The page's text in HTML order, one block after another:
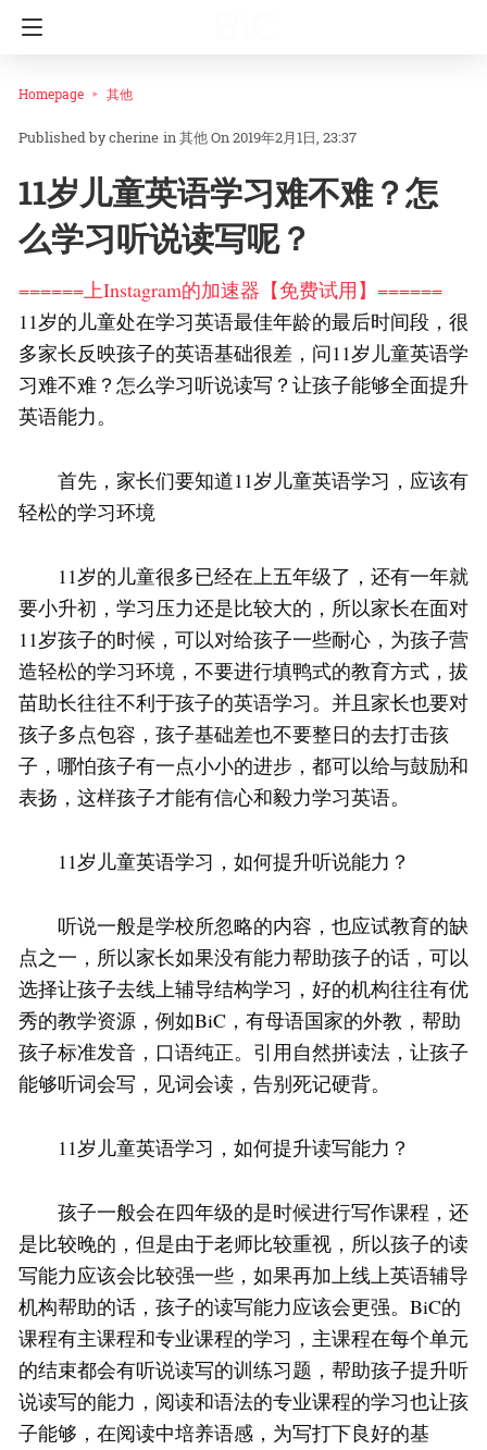
Homepage 其他
cherine in其他On 2019年2月1日, 23:37
11岁儿童英语学习难不难？怎
么学习听说读写呢？
======上Instagram的加速器【免费试用】======
11岁的儿童处在学习英语最佳年龄的最后时间段，很
多家长反映孩子的英语基础很差，问11岁儿童英语学
习难不难？怎么学习听说读写？让孩子能够全面提升
英语能力。
首先，家长们要知道11岁儿童英语学习，应该有
轻松的学习环境
11岁的儿童很多已经在上五年级了，还有一年就
要小升初，学习压力还是比较大的，所以家长在面对
11岁孩子的时候，可以对给孩子一些耐心，为孩子营
造轻松的学习环境，不要进行填鸭式的教育方式，拔
苗助长往往不利于孩子的英语学习。并且家长也要对
孩子多点包容，孩子基础差也不要整日的去打击孩
子，哪怕孩子有一点小小的进步，都可以给与鼓励和
表扬，这样孩子才能有信心和毅力学习英语。
11岁儿童英语学习，如何提升听说能力？
听说一般是学校所忽略的内容，也应试教育的缺
点之一，所以家长如果没有能力帮助孩子的话，可以
选择让孩子去线上辅导结构学习，好的机构往往有优
秀的教学资源，例如BiC，有母语国家的外教，帮助
孩子标准发音，口语纯正。引用自然拼读法，让孩子
能够听词会写，见词会读，告别死记硬背。
11岁儿童英语学习，如何提升读写能力？
孩子一般会在四年级的是时候进行写作课程，还
是比较晚的，但是由于老师比较重视，所以孩子的读
写能力应该会比较强一些，如果再加上线上英语辅导
机构帮助的话，孩子的读写能力应该会更强。BiC的
课程有主课程和专业课程的学习，主课程在每个单元
的结束都会有听说读写的训练习题，帮助孩子提升听
说读写的能力，阅读和语法的专业课程的学习也让孩
子能够，在阅读中培养语感，为写打下良好的基